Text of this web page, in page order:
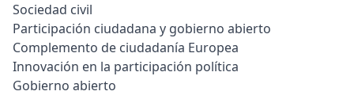
Sociedad civil
Participación ciudadana y gobierno abierto
Complemento de ciudadanía Europea
Innovación en la participación política
Gobierno abierto